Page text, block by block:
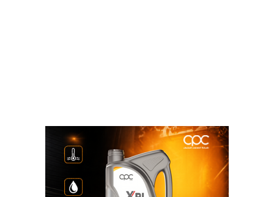
إعفاء غرامات التأخير غرامات تأخير الوحدات السكنية
غرامات تأخير غرامات تأخير الفيلات وزير الإسكان